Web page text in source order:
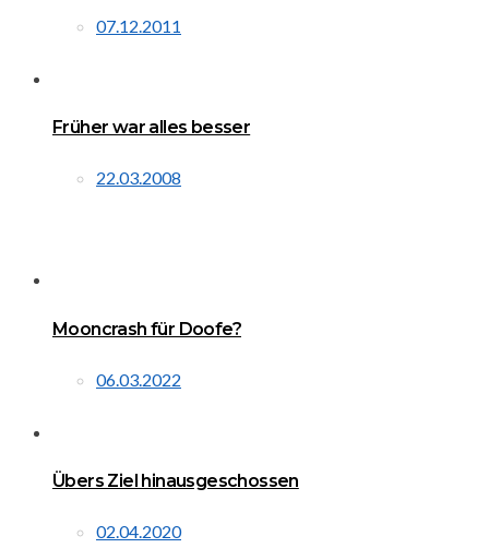
07.12.2011
Früher war alles besser
22.03.2008
Mooncrash für Doofe?
06.03.2022
Übers Ziel hinausgeschossen
02.04.2020